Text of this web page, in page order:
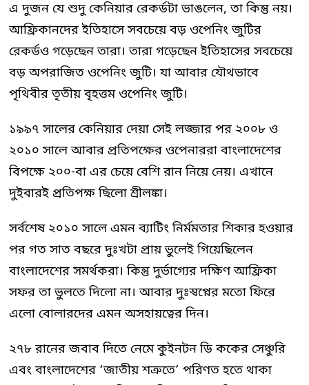
এ দুজন যে শুদু কেনিয়ার রেকর্ডটা ভাঙলেন, তা কিন্তু নয়।
আফ্রিকানদের ইতিহাসে সবচেয়ে বড় ওপেনিং জুটির
রেকর্ডও গড়েছেন তারা। তারা গড়েছেন ইতিহাসের সবচেয়ে
বড় অপরাজিত ওপেনিং জুটি। যা আবার যৌথভাবে
পৃথিবীর তৃতীয় বৃহত্তম ওপেনিং জুটি।
১৯৯৭ সালের কেনিয়ার দেয়া সেই লজ্জার পর ২০০৮ ও
২০১০ সালে আবার প্রতিপক্ষের ওপেনাররা বাংলাদেশের
বিপক্ষে ২০০-বা এর চেয়ে বেশি রান নিয়ে নেয়। এখানে
দুইবারই প্রতিপক্ষ ছিলো শ্রীলঙ্কা।
সর্বশেষ ২০১০ সালে এমন ব্যাটিং নির্মমতার শিকার হওয়ার
পর গত সাত বছরে দুঃখটা প্রায় ভুলেই গিয়েছিলেন
বাংলাদেশের সমর্থকরা। কিন্তু দুর্ভাগ্যের দক্ষিণ আফ্রিকা
সফর তা ভুলতে দিলো না। আবার দুঃস্বপ্নের মতো ফিরে
এলো বোলারদের এমন অসহায়ত্বের দিন।
২৭৮ রানের জবাব দিতে নেমে কুইনটন ডি ককের সেঞ্চুরি
এবং বাংলাদেশের ‘জাতীয় শত্রুতে’ পরিণত হতে থাকা